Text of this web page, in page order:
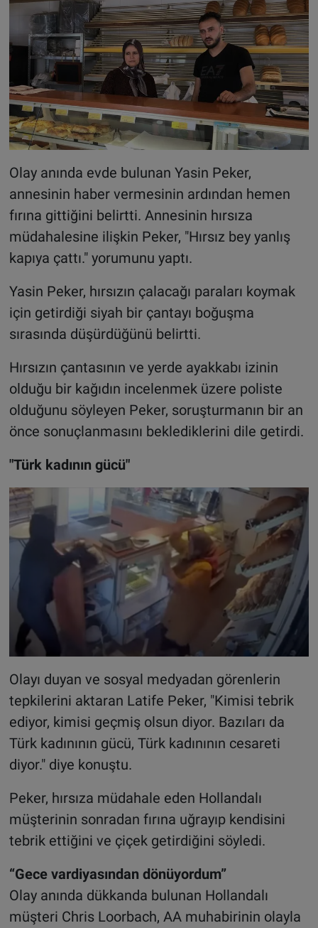
Olay anında evde bulunan Yasin Peker,
annesinin haber vermesinin ardından hemen
fırına gittiğini belirtti. Annesinin hırsıza
müdahalesine ilişkin Peker, "Hırsız bey yanlış
kapıya çattı." yorumunu yaptı.
Yasin Peker, hırsızın çalacağı paraları koymak
için getirdiği siyah bir çantayı boğuşma
sırasında düşürdüğünü belirtti.
Hırsızın çantasının ve yerde ayakkabı izinin
olduğu bir kağıdın incelenmek üzere poliste
olduğunu söyleyen Peker, soruşturmanın bir an
önce sonuçlanmasını beklediklerini dile getirdi.
"Türk kadının gücü"
Olayı duyan ve sosyal medyadan görenlerin
tepkilerini aktaran Latife Peker, "Kimisi tebrik
ediyor, kimisi geçmiş olsun diyor. Bazıları da
Türk kadınının gücü, Türk kadınının cesareti
diyor." diye konuştu.
Peker, hırsıza müdahale eden Hollandalı
müşterinin sonradan fırına uğrayıp kendisini
tebrik ettiğini ve çiçek getirdiğini söyledi.
“Gece vardiyasından dönüyordum”
Olay anında dükkanda bulunan Hollandalı
müşteri Chris Loorbach, AA muhabirinin olayla